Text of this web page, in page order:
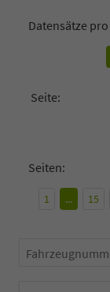
Datensätze
Seite:
Seiten:
1 ... 15